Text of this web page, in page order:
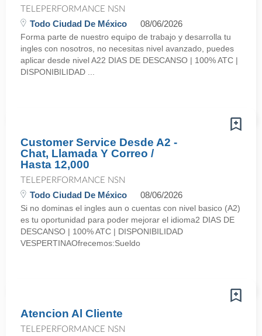
TELEPERFORMANCE NSN
Todo Ciudad De México 08/06/2026
Forma parte de nuestro equipo de trabajo y desarrolla tu
ingles con nosotros, no necesitas nivel avanzado, puedes
aplicar desde nivel A22 DIAS DE DESCANSO | 100% ATC |
DISPONIBILIDAD ...
Customer Service Desde A2 -
Chat, Llamada Y Correo /
Hasta 12,000
TELEPERFORMANCE NSN
Todo Ciudad De México 08/06/2026
Si no dominas el ingles aun o cuentas con nivel basico (A2)
es tu oportunidad para poder mejorar el idioma2 DIAS DE
DESCANSO | 100% ATC | DISPONIBILIDAD
VESPERTINAOfrecemos:Sueldo
Atencion Al Cliente
TELEPERFORMANCE NSN